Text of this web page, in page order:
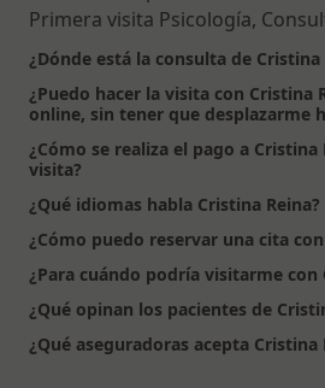
Primera visita Psicología,
¿Dónde está la consulta de Cristina
¿Puedo hacer la visita con Cristina
online, sin tener que desplazarme
¿Cómo se realiza el pago a
visita?
¿Qué idiomas habla Cristina Reina?
¿Cómo puedo reservar una cita
¿Para cuándo podría visitarme con
¿Qué opinan los pacientes de
¿Qué aseguradoras acepta Cristina